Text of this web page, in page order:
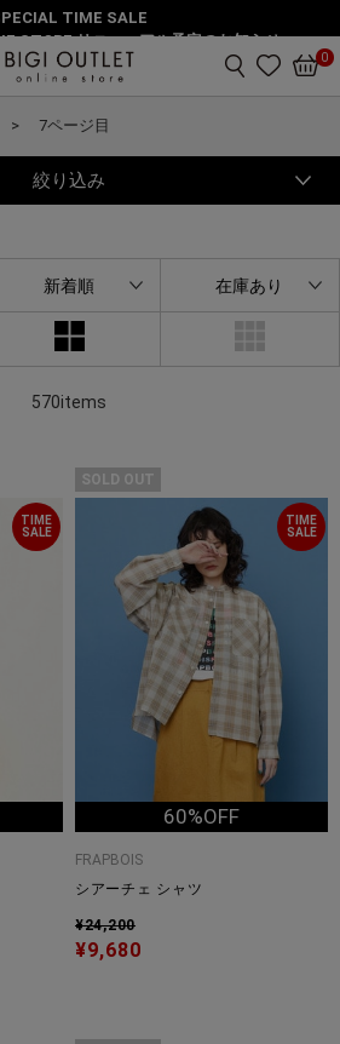
TIME SALE
STORE リニューアル予定のお知らせ
0
7ページ目
絞り込み
570items
新着順 在庫あり
TIME
SALE
SOLD OUT
TIME
SALE
60%OFF
FRAPBOIS
シアーチェ シャツ
¥24,200
¥9,680